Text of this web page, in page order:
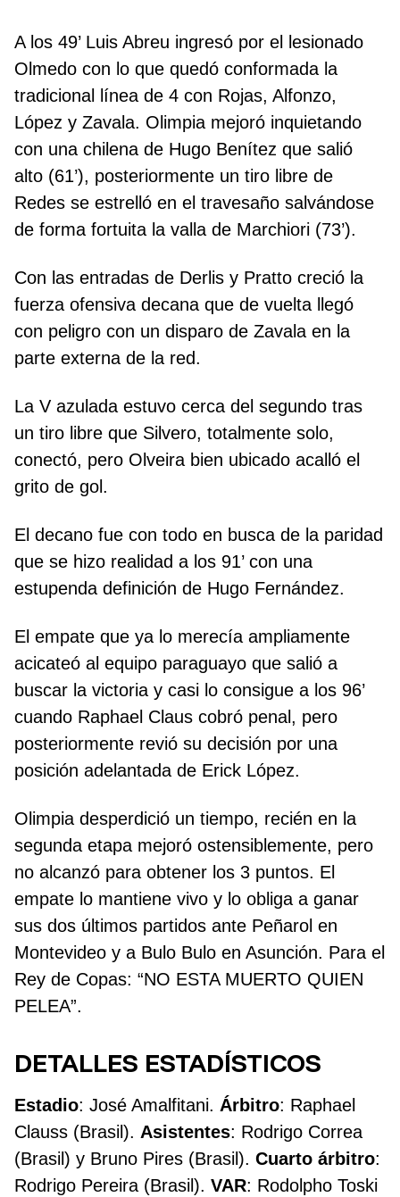
A los 49’ Luis Abreu ingresó por el lesionado
Olmedo con lo que quedó conformada la
tradicional línea de 4 con Rojas, Alfonzo,
López y Zavala. Olimpia mejoró inquietando
con una chilena de Hugo Benítez que salió
alto (61’), posteriormente un tiro libre de
Redes se estrelló en el travesaño salvándose
de forma fortuita la valla de Marchiori (73’).
Con las entradas de Derlis y Pratto creció la
fuerza ofensiva decana que de vuelta llegó
con peligro con un disparo de Zavala en la
parte externa de la red.
La V azulada estuvo cerca del segundo tras
un tiro libre que Silvero, totalmente solo,
conectó, pero Olveira bien ubicado acalló el
grito de gol.
El decano fue con todo en busca de la paridad
que se hizo realidad a los 91’ con una
estupenda definición de Hugo Fernández.
El empate que ya lo merecía ampliamente
acicateó al equipo paraguayo que salió a
buscar la victoria y casi lo consigue a los 96’
cuando Raphael Claus cobró penal, pero
posteriormente revió su decisión por una
posición adelantada de Erick López.
Olimpia desperdició un tiempo, recién en la
segunda etapa mejoró ostensiblemente, pero
no alcanzó para obtener los 3 puntos. El
empate lo mantiene vivo y lo obliga a ganar
sus dos últimos partidos ante Peñarol en
Montevideo y a Bulo Bulo en Asunción. Para el
Rey de Copas: “NO ESTA MUERTO QUIEN
PELEA”.
DETALLES ESTADÍSTICOS
Estadio: José Amalfitani. Árbitro: Raphael
Clauss (Brasil). Asistentes: Rodrigo Correa
(Brasil) y Bruno Pires (Brasil). Cuarto árbitro:
Rodrigo Pereira (Brasil). VAR: Rodolpho Toski